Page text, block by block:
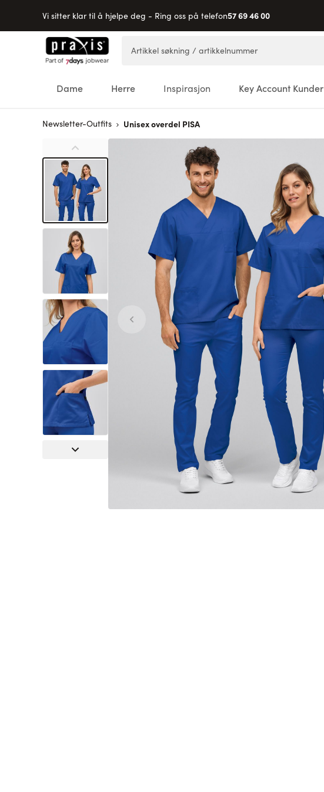
Vi sitter klar til å hjelpe deg - Ring oss på telefon57 69 46 00
Hopp til innhold
Dame Herre Inspirasjon Key Account Kunder
Newsletter-Outfits Unisex overdel PISA